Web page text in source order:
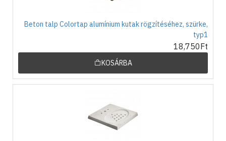
Beton talp Colortap alumínium kutak rögzítéséhez, szürke,
typ1
18,750Ft
KOSÁRBA